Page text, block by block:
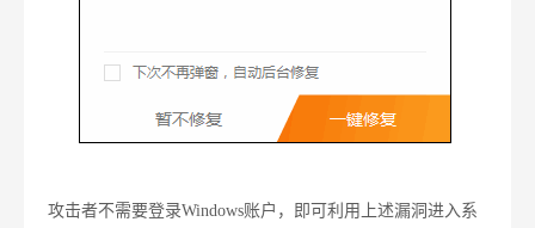
攻击者不需要登录Windows账户，即可利用上述漏洞进入系